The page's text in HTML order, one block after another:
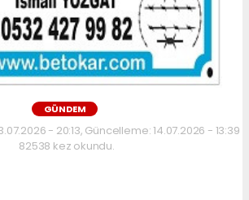
GÜNDEM
- 20:13, Güncelleme: 14.07.2026 - 13:39
82538 kez okundu.